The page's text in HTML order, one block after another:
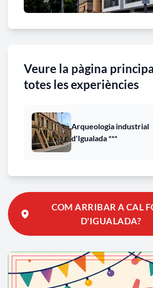
Veure la pàgina
totes les experiències
Arqueologia industrial
d'Igualada ***
COM ARRIBAR A CAL
D'IGUALADA?